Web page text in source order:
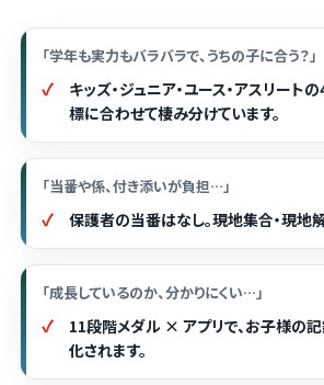
「学年も実力もバラバラで、うちの子に合う？」
キッズ・ジュニア・ユース・アスリート
標に合わせて棲み分けています。
「当番や係、付き添いが負担…」
保護者の当番はなし。現地集合・現地
「成長しているのか、分かりにくい…」
11段階メダル × アプリで、お子様の
化されます。